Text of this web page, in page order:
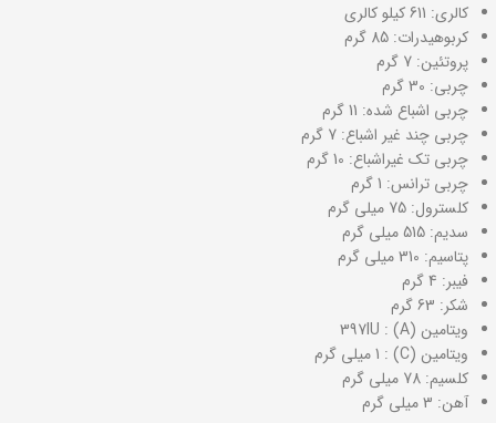
کالری: 611 کیلو کالری
کربوهیدرات: 85 گرم
پروتئین: 7 گرم
چربی: 30 گرم
چربی اشباع شده: 11 گرم
چربی چند غیر اشباع: 7 گرم
چربی تک غیراشباع: 10 گرم
چربی ترانس: 1 گرم
کلسترول: 75 میلی گرم
سدیم: 515 میلی گرم
پتاسیم: 310 میلی گرم
فیبر: 4 گرم
شکر: 63 گرم
ویتامین (A) : 397IU
ویتامین (C) : 1 میلی گرم
کلسیم: 78 میلی گرم
آهن: 3 میلی گرم